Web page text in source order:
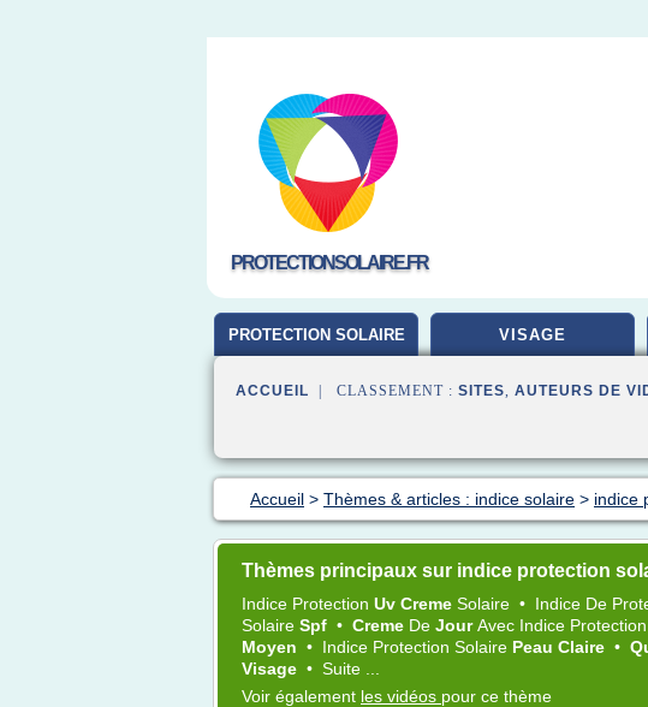
PROTECTIONSOLAIRE.FR
PROTECTION SOLAIRE VISAGE
ACCUEIL | CLASSEMENT : SITES, AUTEURS DE
Accueil > Thèmes & articles : indice solaire > indice
Thèmes principaux sur indice protection
Indice Protection Uv Creme Solaire • Indice De
Solaire Spf • Creme De JourAvec Indice
Moyen • Indice Protection Solaire Peau Claire •
Visage • Suite ...
Voir également les vidéos pour ce thème